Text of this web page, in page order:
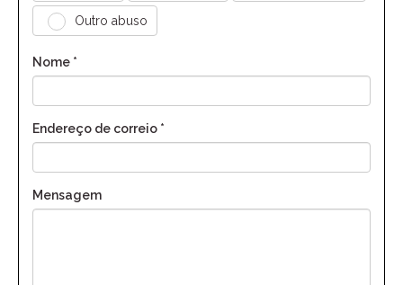
Outro abuso
Nome *
Endereço de correio *
Mensagem